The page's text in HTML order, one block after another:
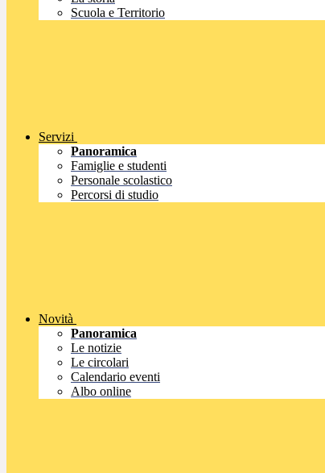
Scuola e Territorio
Servizi
Panoramica
Famiglie e studenti
Personale scolastico
Percorsi di studio
Novità
Panoramica
Le notizie
Le circolari
Calendario eventi
Albo online